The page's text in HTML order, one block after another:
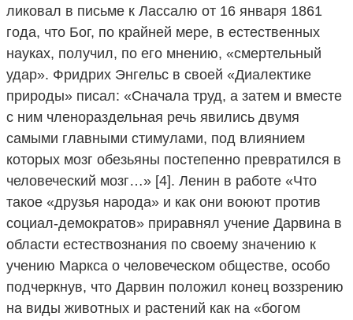
ликовал в письме к Лассалю от 16 января 1861
года, что Бог, по крайней мере, в естественных
науках, получил, по его мнению, «смертельный
удар». Фридрих Энгельс в своей «Диалектике
природы» писал: «Сначала труд, а затем и вместе
с ним членораздельная речь явились двумя
самыми главными стимулами, под влиянием
которых мозг обезьяны постепенно превратился в
человеческий мозг…» [4]. Ленин в работе «Что
такое «друзья народа» и как они воюют против
социал-демократов» приравнял учение Дарвина в
области естествознания по своему значению к
учению Маркса о человеческом обществе, особо
подчеркнув, что Дарвин положил конец воззрению
на виды животных и растений как на «богом